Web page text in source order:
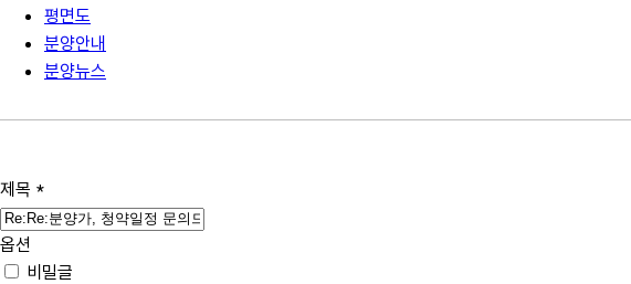
평면도
분양안내
분양뉴스
제목 *
옵션
비밀글